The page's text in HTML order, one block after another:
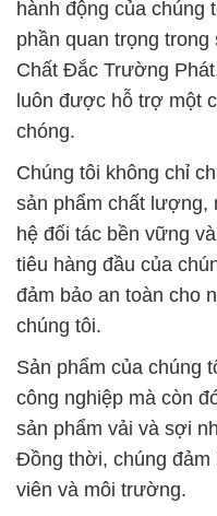
hành động của chúng
phần quan trọng
Chất Đắc Trường
luôn được hỗ trợ một
chóng.
Chúng tôi không chỉ
sản phẩm chất lượng,
hệ đối tác bền vững
tiêu hàng đầu của
đảm bảo an toàn cho
chúng tôi.
Sản phẩm của chúng
công nghiệp mà còn
sản phẩm vải và sợi
Đồng thời, chúng đảm
viên và môi trường.